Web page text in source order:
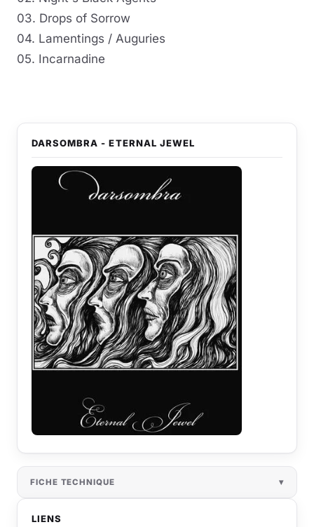
03. Drops of Sorrow
04. Lamentings / Auguries
05. Incarnadine
DARSOMBRA - ETERNAL JEWEL
FICHE TECHNIQUE
LIENS